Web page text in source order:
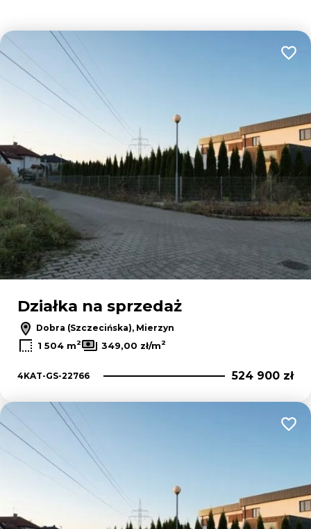
Działka na sprzedaż
Dobra (Szczecińska), Mierzyn
1 504 m2 349,00 zł/m2
4KAT-GS-22766 524 900 zł